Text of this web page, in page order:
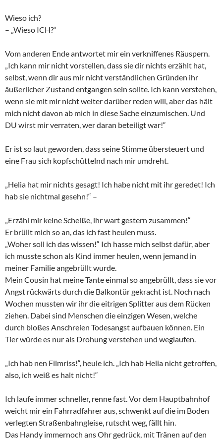
Wieso ich?
– „Wieso ICH?“
Vom anderen Ende antwortet mir ein verkniffenes Räuspern.
„Ich kann mir nicht vorstellen, dass sie dir nichts erzählt hat,
selbst, wenn dir aus mir nicht verständlichen Gründen ihr
äußerlicher Zustand entgangen sein sollte. Ich kann verstehen,
wenn sie mit mir nicht weiter darüber reden will, aber das hält
mich nicht davon ab mich in diese Sache einzumischen. Und
DU wirst mir verraten, wer daran beteiligt war!“
Er ist so laut geworden, dass seine Stimme übersteuert und
eine Frau sich kopfschüttelnd nach mir umdreht.
„Helia hat mir nichts gesagt! Ich habe nicht mit ihr geredet! Ich
hab sie nichtmal gesehn!“ –
„Erzähl mir keine Scheiße, ihr wart gestern zusammen!“
Er brüllt mich so an, das ich fast heulen muss.
„Woher soll ich das wissen!“ Ich hasse mich selbst dafür, aber
ich musste schon als Kind immer heulen, wenn jemand in
meiner Familie angebrüllt wurde.
Mein Cousin hat meine Tante einmal so angebrüllt, dass sie vor
Angst rückwärts durch die Balkontür gekracht ist. Noch nach
Wochen mussten wir ihr die eitrigen Splitter aus dem Rücken
ziehen. Dabei sind Menschen die einzigen Wesen, welche
durch bloßes Anschreien Todesangst aufbauen können. Ein
Tier würde es nur als Drohung verstehen und weglaufen.
„Ich hab nen Filmriss!“, heule ich. „Ich hab Helia nicht getroffen,
also, ich weiß es halt nicht!“
Ich laufe immer schneller, renne fast. Vor dem Hauptbahnhof
weicht mir ein Fahrradfahrer aus, schwenkt auf die im Boden
verlegten Straßenbahngleise, rutscht weg, fällt hin.
Das Handy immernoch ans Ohr gedrück, mit Tränen auf den